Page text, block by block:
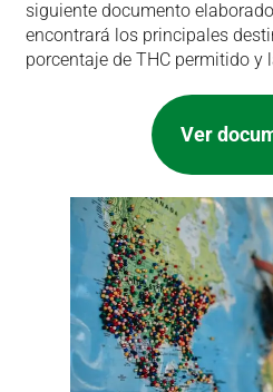
siguiente documento
encontrará los principales
porcentaje de THC permitido
Ver